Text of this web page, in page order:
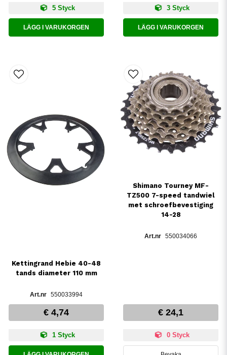
5 Styck
LÄGG I VARUKORGEN
3 Styck
LÄGG I VARUKORGEN
Kettingrand Hebie 40-48
tands diameter 110 mm
550033994
€ 4,74
1 Styck
Shimano Tourney MF-
TZ500 7-speed tandwiel
met schroefbevestiging
14-28
550034066
€ 24,1
0 Styck